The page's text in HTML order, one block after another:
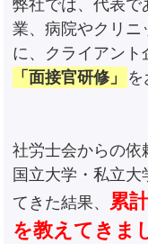
弊社では、代表で
業、病院やクリニ
に、クライアント
「面接官研修」
を
社労士会からの依
国立大学・私立
てきた結果、
累
を教えてきま